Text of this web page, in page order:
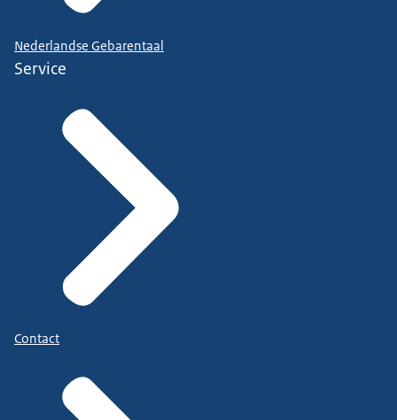
Nederlandse Gebarentaal
Service
Contact